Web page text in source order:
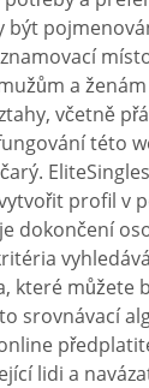
být
a
včetně
této
profil v
dokončení
které můžete
srovnávací
lidi a